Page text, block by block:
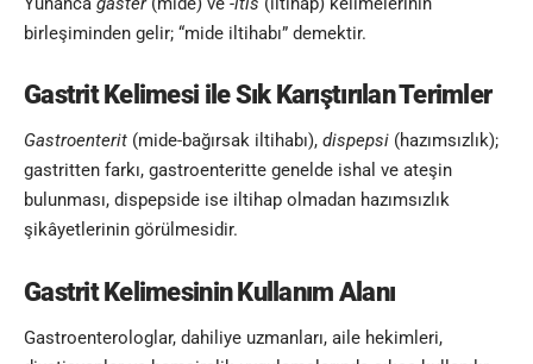
birleşiminden gelir; “mide iltihabı” demektir.
Gastrit Kelimesi ile Sık Karıştırılan Terimler
Gastroenterit (mide-bağırsak iltihabı), dispepsi (hazımsızlık);
gastritten farkı, gastroenteritte genelde ishal ve ateşin
bulunması, dispepside ise iltihap olmadan hazımsızlık
şikâyetlerinin görülmesidir.
Gastrit KelimesininKullanım Alanı
Gastroenterologlar, dahiliye uzmanları, aile hekimleri,